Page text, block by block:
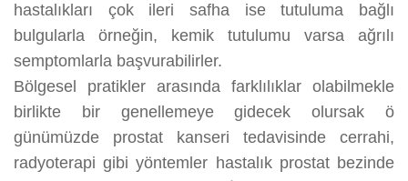
hastalıkları çok ileri safha ise tutuluma bağlı
bulgularla örneğin, kemik tutulumu varsa ağrılı
semptomlarla başvurabilirler.
Bölgesel pratikler arasında farklılıklar olabilmekle
birlikte bir genellemeye gidecek olursak ö
günümüzde prostat kanseri tedavisinde cerrahi,
radyoterapi gibi yöntemler hastalık prostat bezinde